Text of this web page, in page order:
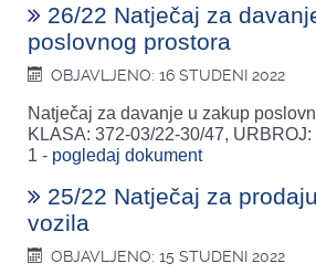
26/22 Natječaj za
poslovnog prostora
OBJAVLJENO: 16 STUDENI 2022
Natječaj za davanje u zakup
KLASA: 372-03/22-30/47,
1 - pogledaj dokument
25/22 Natječaj za
vozila
OBJAVLJENO: 15 STUDENI 2022